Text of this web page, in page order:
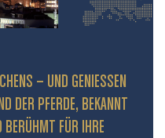
– UND GENIESSEN S
PFERDE, BEKANNT D
FÜR IHRE PR